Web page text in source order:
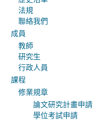
法規
聯絡我們
成員
教師
研究生
行政人員
課程
修業規章
論文研究計畫申請
學位考試申請